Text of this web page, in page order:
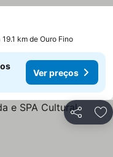
preços
km de Ouro Fino
Ver preços
Partilhar